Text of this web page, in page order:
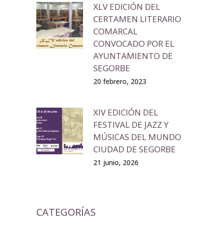
XLV EDICIÓN DEL
CERTAMEN LITERARIO
COMARCAL
CONVOCADO POR EL
AYUNTAMIENTO DE
SEGORBE
20 febrero, 2023
XIV EDICIÓN DEL
FESTIVAL DE JAZZ Y
MÚSICAS DEL MUNDO
CIUDAD DE SEGORBE
21 junio, 2026
CATEGORÍAS